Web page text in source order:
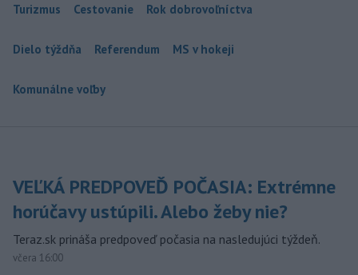
Turizmus Cestovanie Rok dobrovoľníctva
Dielo týždňa Referendum MS v hokeji
Komunálne voľby
VEĽKÁ PREDPOVEĎ POČASIA: Extrémne
horúčavy ustúpili. Alebo žeby nie?
Teraz.sk prináša predpoveď počasia na nasledujúci týždeň.
včera 16:00